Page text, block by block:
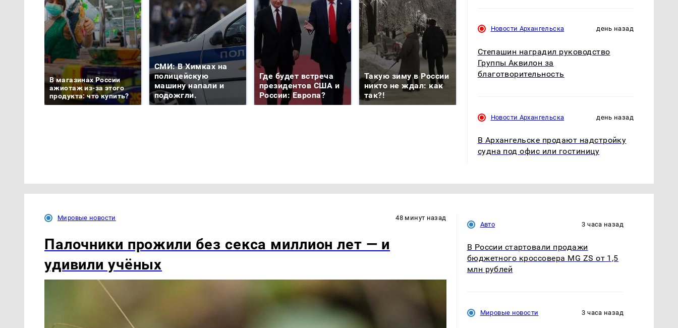
В магазинах России
ажиотаж из-за этого
продукта: что купить?
СМИ: В Химках на
полицейскую
машину напали и
подожгли.
Где будет встреча
президентов США и
России: Европа?
Такую зиму в России
никто не ждал: как
так?!
Как выглядит место
Новости Архангельска день назад
Степашин наградил руководство
Группы Аквилон за
благотворительность
Новости Архангельска день назад
В Архангельске продают надстройку
судна под офис или гостиницу
Мировые новости 48 минут назад
Палочники прожили без секса миллион лет — и
удивили учёных
Авто 3 часа назад
В России стартовали продажи
бюджетного кроссовера MG ZS от 1,5
млн рублей
Мировые новости 3 часа назад